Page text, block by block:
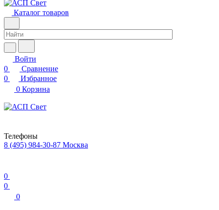
Каталог товаров
Войти
0
Сравнение
0
Избранное
0 Корзина
Телефоны
8 (495) 984-30-87 Москва
0
0
0